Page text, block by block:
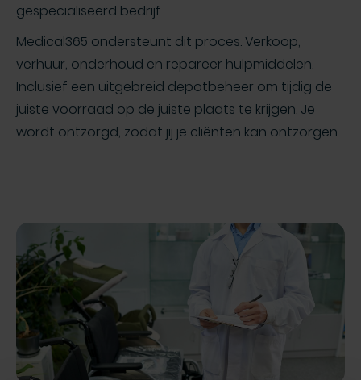
gespecialiseerd bedrijf.
Medical365 ondersteunt dit proces. Verkoop,
verhuur, onderhoud en repareer hulpmiddelen.
Inclusief een uitgebreid depotbeheer om tijdig de
juiste voorraad op de juiste plaats te krijgen. Je
wordt ontzorgd, zodat jij je cliënten kan ontzorgen.